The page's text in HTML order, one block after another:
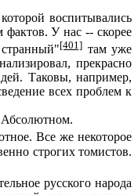
воспитывались
У нас -- скорее
[401] там уже
прекрасно
Таковы, например,
всех проблем к
Абсолютном.
Все же некоторое
строгих томистов.
русского народа